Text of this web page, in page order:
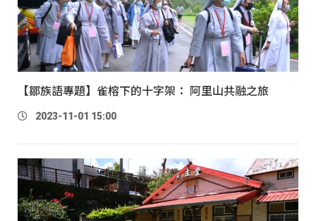
【鄒族語專題】雀榕下的十字架： 阿里山共融之旅
2023-11-01 15:00